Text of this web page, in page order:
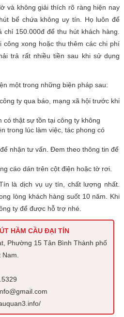
và không giải thích rõ ràng hiện nay
bể chứa không uy tín. Họ luôn để
150.000đ để thu hút khách hàng.
công xong hoặc thu thêm các chi phí
trả rất nhiều tiền sau khi sử dụng
một trong những biện pháp sau:
ty qua báo, mạng xã hội trước khi
thật sự tồn tại công ty không
trong lúc làm việc, tác phong có
nhận tư vấn. Đem theo thông tin để
cáo dán trên cột điện hoặc tờ rơi.
là dịch vụ uy tín, chất lượng nhất.
lòng khách hàng suốt 10 năm. Khi
ty để được hỗ trợ nhé.
HẦM CẦU ĐẠI TÍN
Phường 15 Tân Bình Thành phố